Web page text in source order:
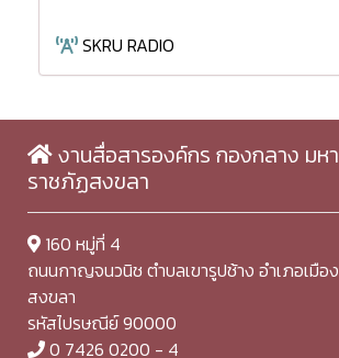
SKRU RADIO
งานสื่อสารองค์กร กองกลาง มห
ราชภัฏสงขลา
160 หมู่ที่ 4
ถนนกาญจนวนิช ตำบลเขารูปช้าง อำเภอเมือ
สงขลา
รหัสไปรษณีย์ 90000
0 7426 0200 - 4